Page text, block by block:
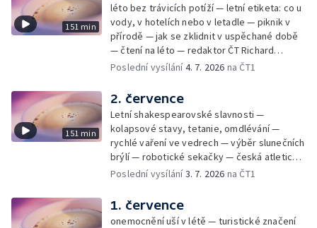
151 min
léto bez trávicích potíží — letní etiketa: co u
vody, v hotelích nebo v letadle — piknik v
přírodě — jak se zklidnit v uspěchané době
— čtení na léto — redaktor ČT Richard
Samko
Poslední vysílání4. 7. 2026 na ČT1
151 min
2. července
Letní shakespearovské slavnosti —
kolapsové stavy, tetanie, omdlévání —
rychlé vaření ve vedrech — výběr slunečních
brýlí — robotické sekačky — česká atletická
rekordmanka — psí seriál: výmarský
Poslední vysílání3. 7. 2026 na ČT1
1. července
onemocnění uší v létě — turistické značení